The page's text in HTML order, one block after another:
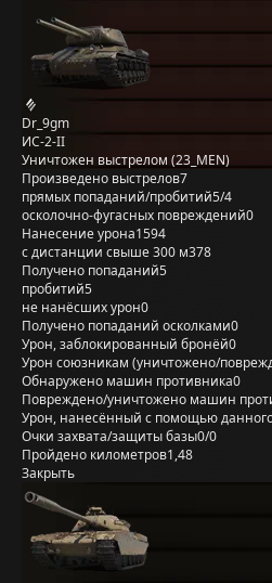
Dr_9gm
ИС-2-II
Уничтожен выстрелом (23_MEN)
Произведено выстрелов7
прямых попаданий/пробитий5/4
осколочно-фугасных повреждений0
Нанесение урона1594
с дистанции свыше 300 м378
Получено попаданий5
пробитий5
не нанёсших урон0
Получено попаданий осколками0
Урон, заблокированный бронёй0
Урон союзникам (уничтожено/
Обнаружено машин противника0
Повреждено/уничтожено машин
Урон, нанесённый с помощью
Очки захвата/защиты базы0/0
Пройдено километров1,48
Закрыть